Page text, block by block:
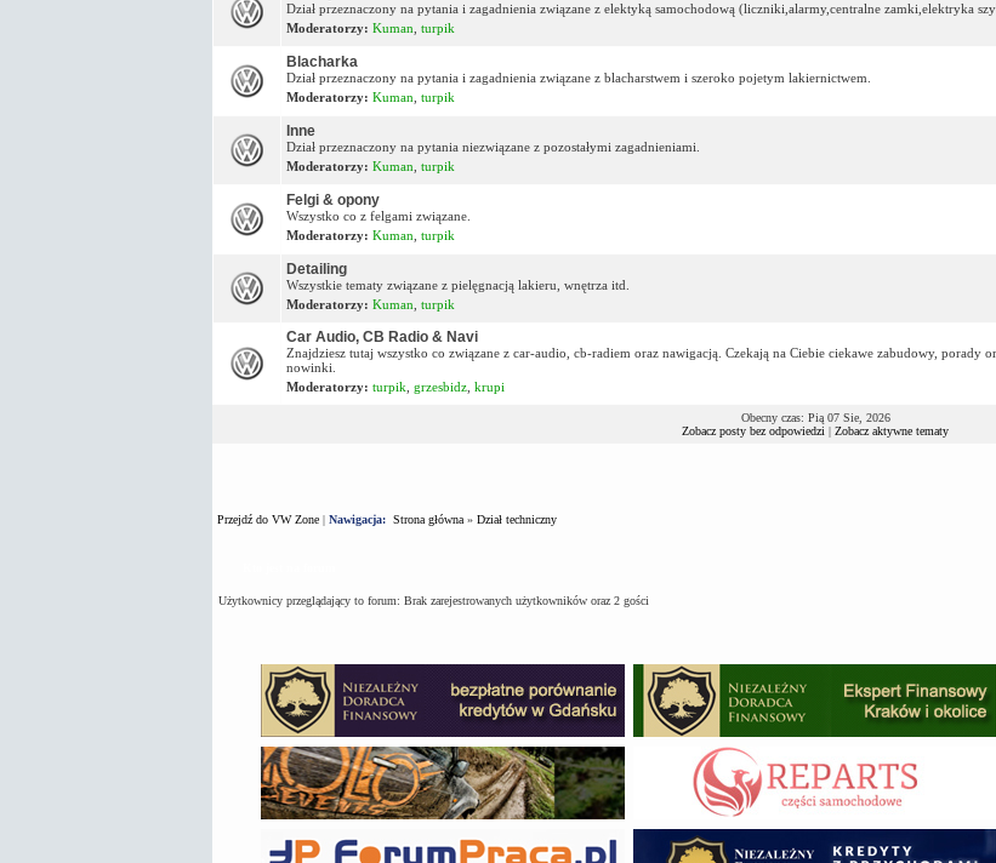
Dział przeznaczony na pytania i zagadnienia związane z elektyką samochodową (liczniki,alarmy,centralne zamki,elektryka
Moderatorzy: Kuman turpik
Blacharka
Dział przeznaczony na pytania i zagadnienia związane z blacharstwem i szeroko pojetym lakiernictwem.
Moderatorzy: Kuman turpik
Inne
Dział przeznaczony na pytania niezwiązane z pozostałymi zagadnieniami.
Moderatorzy: Kuman turpik
Felgi & opony
Wszystko co z felgami związane.
Moderatorzy: Kuman turpik
Detailing
Wszystkie tematy związane z pielęgnacją lakieru, wnętrza itd.
Moderatorzy: Kuman turpik
Car Audio, CB Radio & Navi
Znajdziesz tutaj wszystko co związane z car-audio, cb-radiem oraz nawigacją. Czekają na Ciebie ciekawe zabudowy, porady
nowinki.
Moderatorzy: turpik grzesbidz, krupi
Obecny czas: Pią 07 Sie, 2026
Zobacz posty bez odpowiedzi | Zobacz aktywne tematy
Przejdź do VW Zone| Nawigacja: Strona główna» Dział techniczny
Użytkownicy przeglądający to forum: Brak zarejestrowanych użytkowników oraz 2 gości